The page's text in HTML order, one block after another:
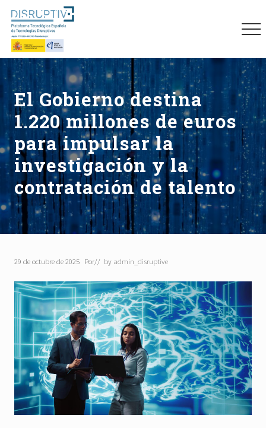
Menu
Skip
main
content
Skip
primary
sidebar
Skip
footer
El Gobierno destina
1.220 millones de euros
para impulsar la
investigación y la
contratación de talento
29 de octubre de 2025 Por// by admin_disruptive